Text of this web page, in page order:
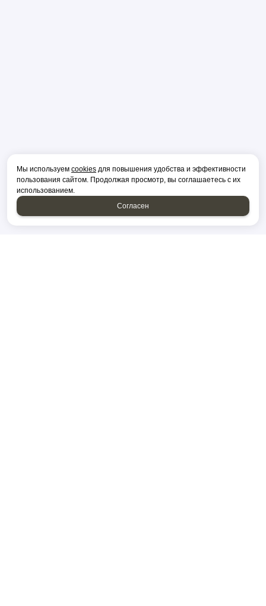
Мы используем cookies для повышения удобства и эффективности
пользования сайтом. Продолжая просмотр, вы соглашаетесь с их
использованием.
Согласен